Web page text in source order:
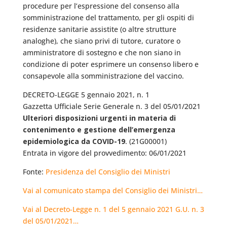
procedure per l’espressione del consenso alla
somministrazione del trattamento, per gli ospiti di
residenze sanitarie assistite (o altre strutture
analoghe), che siano privi di tutore, curatore o
amministratore di sostegno e che non siano in
condizione di poter esprimere un consenso libero e
consapevole alla somministrazione del vaccino.
DECRETO-LEGGE 5 gennaio 2021, n. 1
Gazzetta Ufficiale Serie Generale n. 3 del 05/01/2021
Ulteriori disposizioni urgenti in materia di
contenimento e gestione dell’emergenza
epidemiologica da COVID-19. (21G00001)
Entrata in vigore del provvedimento: 06/01/2021
Fonte: Presidenza del Consiglio dei Ministri
Vai al comunicato stampa del Consiglio dei Ministri…
Vai al Decreto-Legge n. 1 del 5 gennaio 2021 G.U. n. 3
del 05/01/2021…